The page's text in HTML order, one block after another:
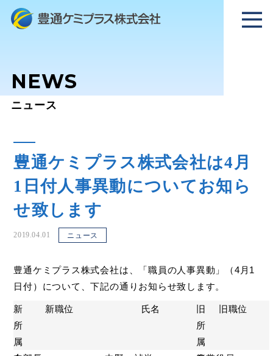
NEWS
ニュース
豊通ケミプラス株式会社は4月
1日付人事異動についてお知ら
せ致します
2019.04.01 ニュース
豊通ケミプラス株式会社は、「職員の人事異動」（4月1
日付）について、下記の通りお知らせ致します。
新
所
属
新職位 氏名
旧
所
属
旧職位